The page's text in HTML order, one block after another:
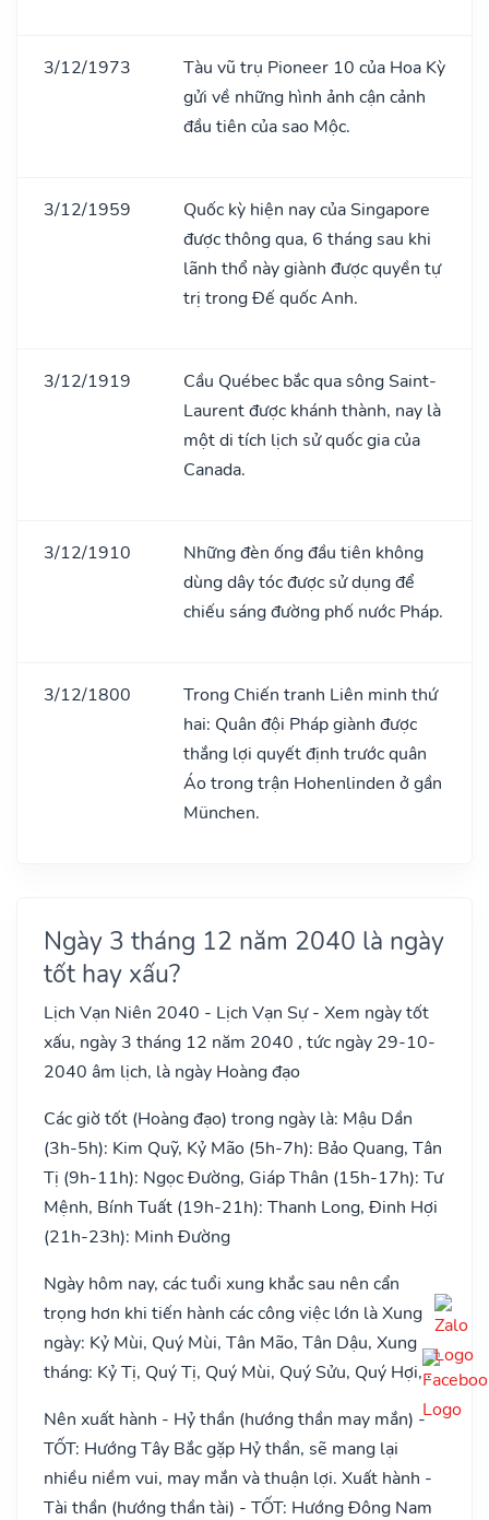
3/12/1973
Tàu vũ trụ Pioneer 10 của Hoa Kỳ
gửi về những hình ảnh cận cảnh
đầu tiên của sao Mộc.
3/12/1959
Quốc kỳ hiện nay của Singapore
được thông qua, 6 tháng sau khi
lãnh thổ này giành được quyền tự
trị trong Đế quốc Anh.
3/12/1919
Cầu Québec bắc qua sông Saint-
Laurent được khánh thành, nay là
một di tích lịch sử quốc gia của
Canada.
3/12/1910
Những đèn ống đầu tiên không
dùng dây tóc được sử dụng để
chiếu sáng đường phố nước Pháp.
3/12/1800
Trong Chiến tranh Liên minh thứ
hai: Quân đội Pháp giành được
thắng lợi quyết định trước quân
Áo trong trận Hohenlinden ở gần
München.
Ngày 3 tháng 12 năm 2040 là ngày
tốt hay xấu?
Lịch Vạn Niên 2040 - Lịch Vạn Sự - Xem ngày tốt
xấu, ngày 3 tháng 12 năm 2040 , tức ngày 29-10-
2040 âm lịch, là ngày Hoàng đạo
Các giờ tốt (Hoàng đạo) trong ngày là: Mậu Dần
(3h-5h): Kim Quỹ, Kỷ Mão (5h-7h): Bảo Quang, Tân
Tị (9h-11h): Ngọc Đường, Giáp Thân (15h-17h): Tư
Mệnh, Bính Tuất (19h-21h): Thanh Long, Đinh Hợi
(21h-23h): Minh Đường
Ngày hôm nay, các tuổi xung khắc sau nên cẩn
trọng hơn khi tiến hành các công việc lớn là Xung
ngày: Kỷ Mùi, Quý Mùi, Tân Mão, Tân Dậu, Xung
tháng: Kỷ Tị, Quý Tị, Quý Mùi, Quý Sửu, Quý Hợi, .
Nên xuất hành - Hỷ thần (hướng thần may mắn) -
TỐT: Hướng Tây Bắc gặp Hỷ thần, sẽ mang lại
nhiều niềm vui, may mắn và thuận lợi. Xuất hành -
Tài thần (hướng thần tài) - TỐT: Hướng Đông Nam